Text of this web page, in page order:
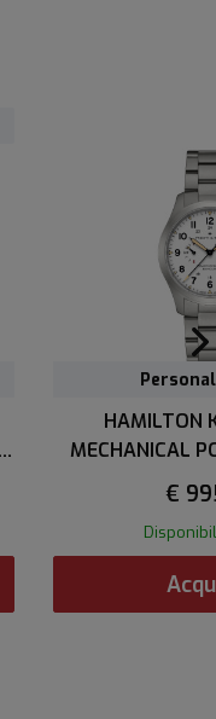
HAMILTON
MECHANICAL
€